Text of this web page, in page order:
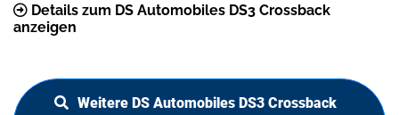
Details zum DS Automobiles DS3 Crossback
anzeigen
Weitere DS Automobiles DS3 Crossback